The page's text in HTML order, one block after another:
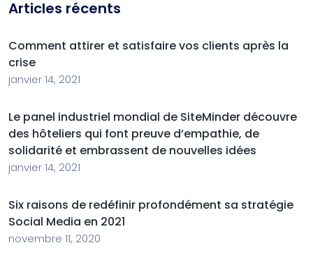
Articles récents
Comment attirer et satisfaire vos clients après la
crise
janvier 14, 2021
Le panel industriel mondial de SiteMinder découvre
des hôteliers qui font preuve d’empathie, de
solidarité et embrassent de nouvelles idées
janvier 14, 2021
Six raisons de redéfinir profondément sa stratégie
Social Media en 2021
novembre 11, 2020